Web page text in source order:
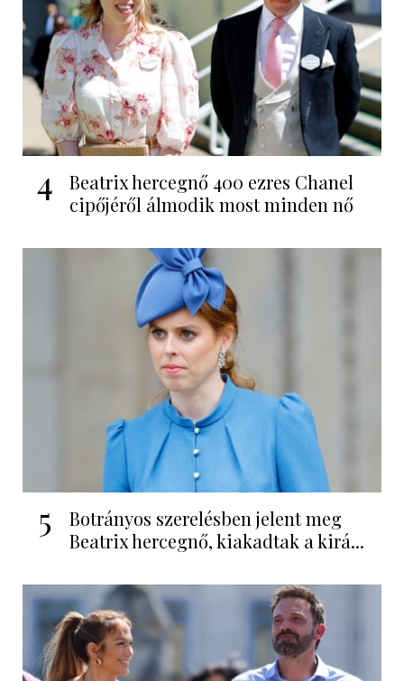
4
Beatrix hercegnő 400 ezres Chanel
cipőjéről álmodik most minden nő
5
Botrányos szerelésben jelent meg
Beatrix hercegnő, kiakadtak a kirá...